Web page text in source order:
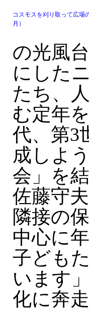
コスモスを刈り取って広場
月）
の光風
にした
たち、
む定年
代、第3
成しよ
会」を
佐藤守
隣接の
中心に
子ども
います
化に奔走